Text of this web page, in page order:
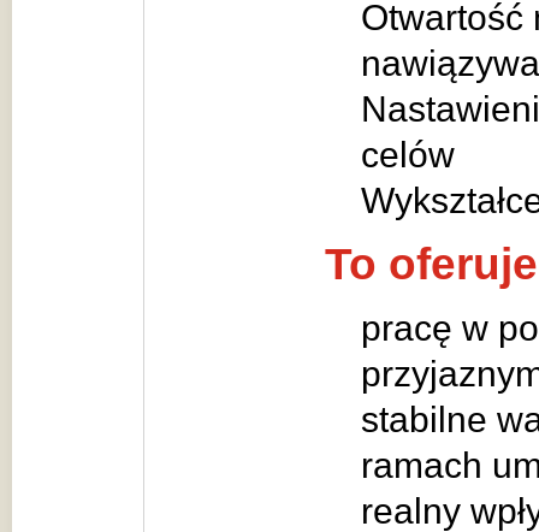
Otwartość
celów
To
pracę w
stabilne
ramach
realny